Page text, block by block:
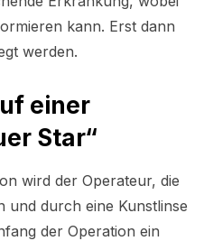
kann. Erst dann
werden.
einer
Star“
wird der Operateur, die
und durch eine Kunstlinse
der Operation ein